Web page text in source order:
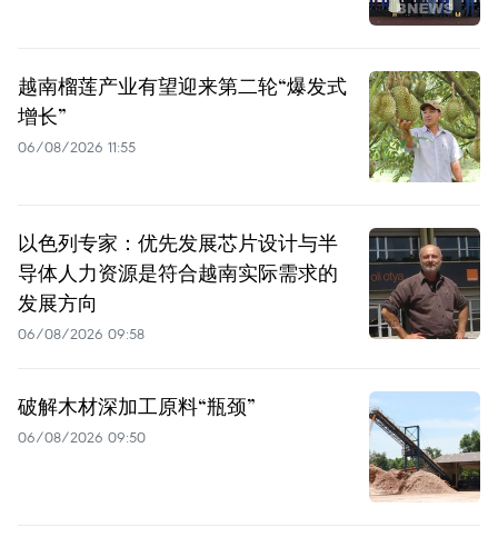
越南榴莲产业有望迎来第二轮“爆发式
增长”
06/08/2026 11:55
以色列专家：优先发展芯片设计与半
导体人力资源是符合越南实际需求的
发展方向
06/08/2026 09:58
破解木材深加工原料“瓶颈”
06/08/2026 09:50